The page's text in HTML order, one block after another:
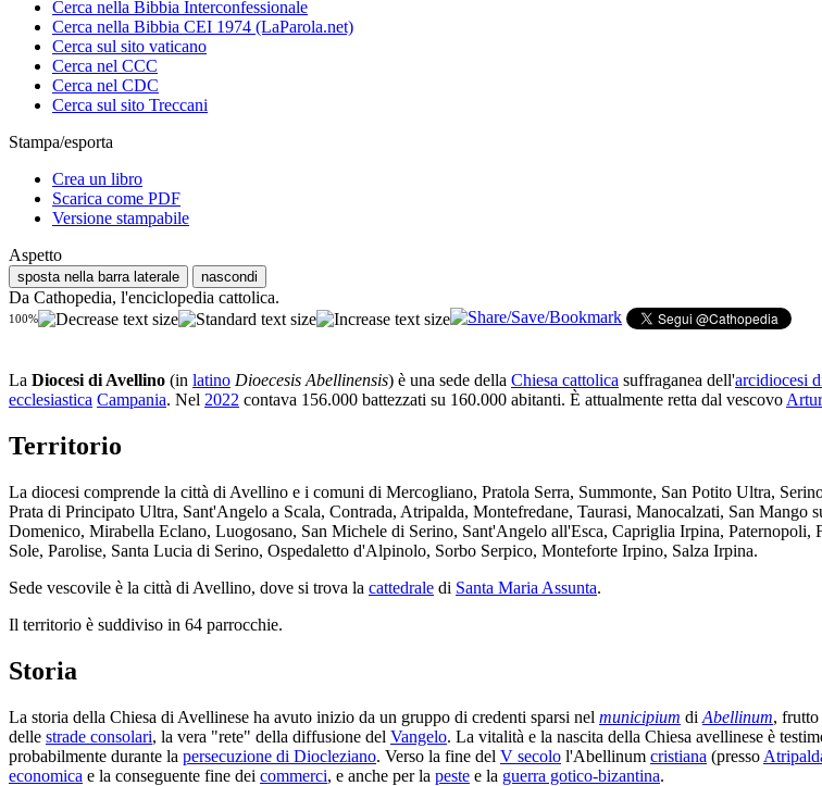
Cerca nella Bibbia Interconfessionale
Cerca nella Bibbia CEI 1974 (LaParola.net)
Cerca sul sito vaticano
Cerca nel CCC
Cerca nel CDC
Cerca sul sito Treccani
Stampa/esporta
Crea un libro
Scarica come PDF
Versione stampabile
Aspetto
sposta nella barra laterale nascondi
Da Cathopedia, l'enciclopedia cattolica.
100%
La Diocesi di Avellino (in latino Dioecesis Abellinensis) è una sede della Chiesa cattolica suffraganea dell'arcidiocesi
ecclesiastica Campania. Nel 2022 contava 156.000 battezzati su 160.000 abitanti. È attualmente retta dal vescovo
Territorio
La diocesi comprende la città di Avellino e i comuni di Mercogliano, Pratola Serra, Summonte, San Potito Ultra,
Prata di Principato Ultra, Sant'Angelo a Scala, Contrada, Atripalda, Montefredane, Taurasi, Manocalzati, San Mango
Domenico, Mirabella Eclano, Luogosano, San Michele di Serino, Sant'Angelo all'Esca, Capriglia Irpina, Paternopoli,
Sole, Parolise, Santa Lucia di Serino, Ospedaletto d'Alpinolo, Sorbo Serpico, Monteforte Irpino, Salza Irpina.
Sede vescovile è la città di Avellino, dove si trova la cattedrale di Santa Maria Assunta.
Il territorio è suddiviso in 64 parrocchie.
Storia
La storia della Chiesa di Avellinese ha avuto inizio da un gruppo di credenti sparsi nel municipium di Abellinum, frutto
delle strade consolari, la vera "rete" della diffusione del Vangelo. La vitalità e la nascita della Chiesa avellinese è
probabilmente durante la persecuzione di Diocleziano. Verso la fine del V secolo l'Abellinum cristiana (presso
economica e la conseguente fine dei commerci, e anche per la peste e la guerra gotico-bizantina.